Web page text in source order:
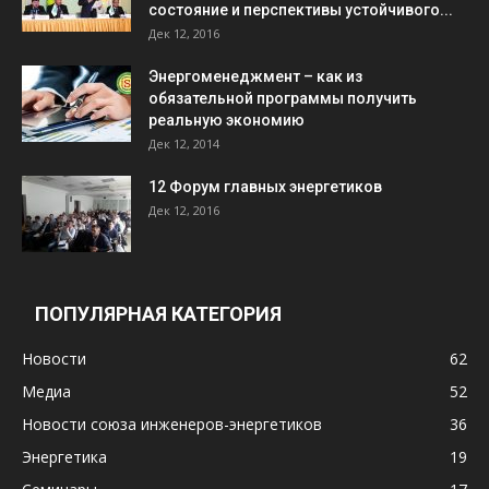
состояние и перспективы устойчивого...
Дек 12, 2016
Энергоменеджмент – как из
обязательной программы получить
реальную экономию
Дек 12, 2014
12 Форум главных энергетиков
Дек 12, 2016
ПОПУЛЯРНАЯ КАТЕГОРИЯ
Новости
62
Медиа
52
Новости союза инженеров-энергетиков
36
Энергетика
19